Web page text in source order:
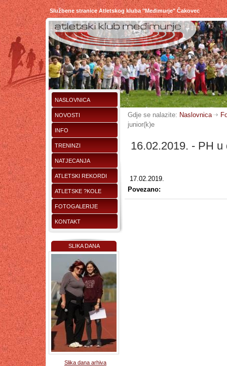
Službene stranice Atletskog kluba "Međimurje" Čakovec
NASLOVNICA
NOVOSTI
INFO
TRENINZI
NATJECANJA
ATLETSKI REKORDI
ATLETSKE ?KOLE
FOTOGALERIJE
KONTAKT
SLIKA DANA
Slika dana arhiva
Gdje se nalazite: Naslovnica
junior(k)e
16.02.2019. - PH
17.02.2019.
Povezano: